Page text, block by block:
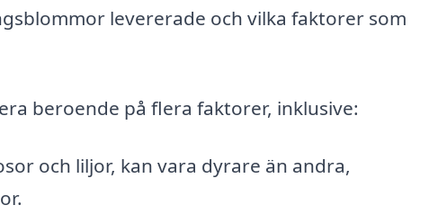
levererade och vilka faktorer som
beroende på flera faktorer, inklusive:
och liljor, kan vara dyrare än andra,